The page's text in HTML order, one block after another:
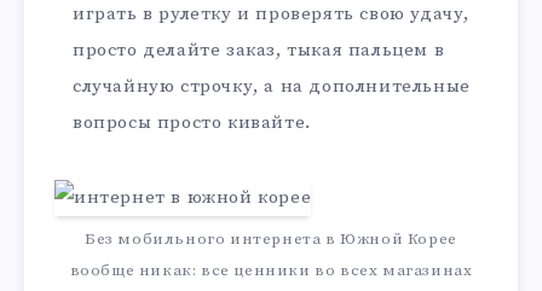
играть в рулетку и проверять свою удачу,
просто делайте заказ, тыкая пальцем в
случайную строчку, а на дополнительные
вопросы просто кивайте.
Без мобильного интернета в Южной Корее
вообще никак: все ценники во всех магазинах